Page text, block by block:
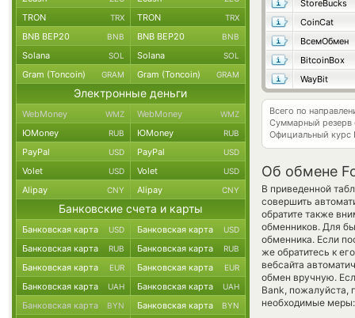
StoreBucks
CoinCat
ВсемОбмен
BitcoinBox
WayBit
Всего по
Суммарный резерв
Официальный курс
Об обмене
В приведенной
совершить
обратите также
обменников. Для
обменника. Если
же обратитесь к
вебсайта
обмен вручную.
Bank, пожалуйста,
необходимые
TRON TRX TRON TRX
BNB BEP20 BNB BNB BEP20 BNB
Solana SOL Solana SOL
Gram (Toncoin) GRAM Gram (Toncoin) GRAM
Электронные деньги
WebMoney WMZ WebMoney WMZ
ЮMoney RUB ЮMoney RUB
PayPal USD PayPal USD
Volet USD Volet USD
Alipay CNY Alipay CNY
Банковские счета и карты
Банковская карта USD Банковская карта USD
Банковская карта RUB Банковская карта RUB
Банковская карта EUR Банковская карта EUR
Банковская карта UAH Банковская карта UAH
Банковская карта BYN Банковская карта BYN